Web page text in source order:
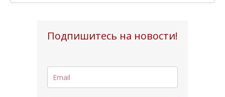
Подпишитесь на новости!